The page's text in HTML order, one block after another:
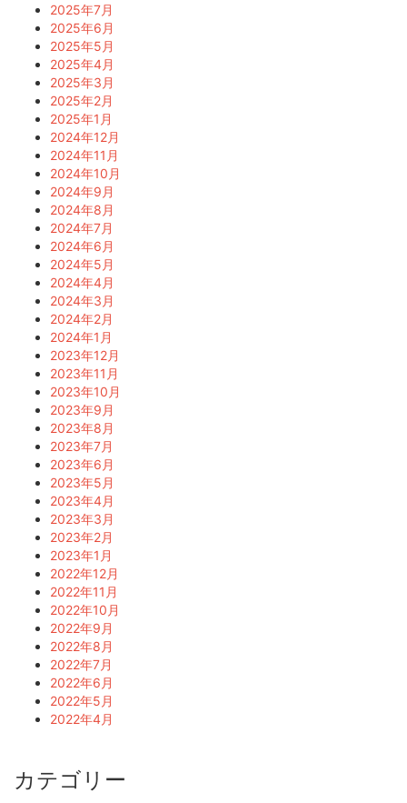
2025年7月
2025年6月
2025年5月
2025年4月
2025年3月
2025年2月
2025年1月
2024年12月
2024年11月
2024年10月
2024年9月
2024年8月
2024年7月
2024年6月
2024年5月
2024年4月
2024年3月
2024年2月
2024年1月
2023年12月
2023年11月
2023年10月
2023年9月
2023年8月
2023年7月
2023年6月
2023年5月
2023年4月
2023年3月
2023年2月
2023年1月
2022年12月
2022年11月
2022年10月
2022年9月
2022年8月
2022年7月
2022年6月
2022年5月
2022年4月
カテゴリー